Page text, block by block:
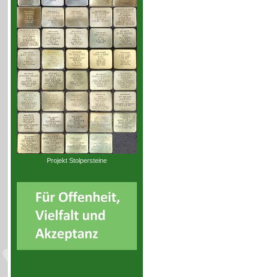
Projekt Stolpersteine